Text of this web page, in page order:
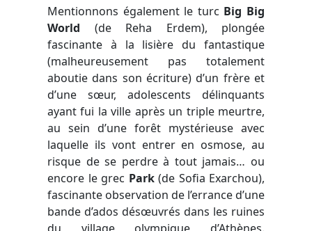
Mentionnons également le turc Big Big
World (de Reha Erdem), plongée
fascinante à la lisière du fantastique
(malheureusement pas totalement
aboutie dans son écriture) d’un frère et
d’une sœur, adolescents délinquants
ayant fui la ville après un triple meurtre,
au sein d’une forêt mystérieuse avec
laquelle ils vont entrer en osmose, au
risque de se perdre à tout jamais… ou
encore le grec Park(de Sofia Exarchou),
fascinante observation de l’errance d’une
bande d’ados désœuvrés dans les ruines